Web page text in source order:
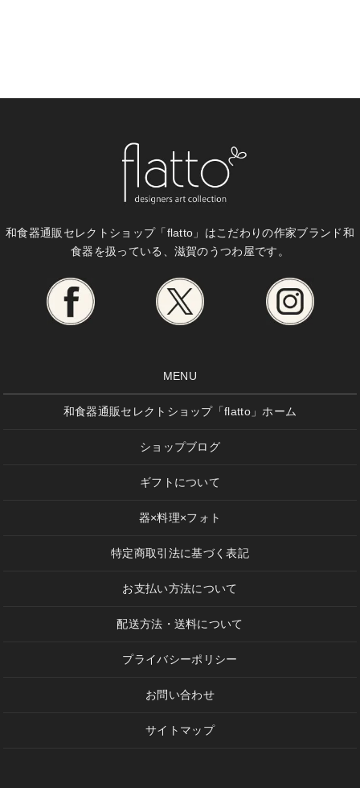
和食器通販セレクトショップ「flatto」はこだわりの作家ブランド和
食器を扱っている、滋賀のうつわ屋です。
MENU
和食器通販セレクトショップ「flatto」ホーム
ショップブログ
ギフトについて
器×料理×フォト
特定商取引法に基づく表記
お支払い方法について
配送方法・送料について
プライバシーポリシー
お問い合わせ
サイトマップ